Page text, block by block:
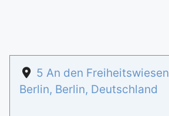
5 An den Freiheitswiesen
Berlin, Berlin, Deutschland